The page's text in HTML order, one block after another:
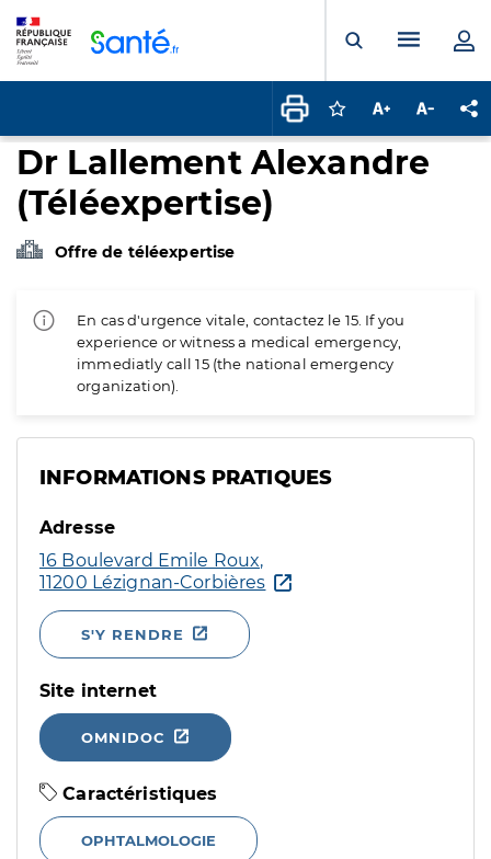
Ouvrir laMenu
Connectez-vous
Augmenter la
Dr Lallement Alexandre
(Téléexpertise)
Offre de téléexpertise
En cas d'urgence vitale, contactez le 15. If you
experience or witness a medical emergency,
immediatly call 15 (the national emergency
organization).
INFORMATIONS PRATIQUES
Adresse
16 Boulevard Emile Roux,
11200 Lézignan-Corbières
S'Y RENDRE
Site internet
OMNIDOC
Caractéristiques
OPHTALMOLOGIE